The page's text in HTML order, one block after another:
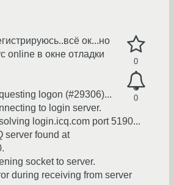
0
0
ок...но
online в окне отладки
logon (#29306)...
to login server.
login.icq.com port 5190...
server found at
socket to server.
during receiving from server